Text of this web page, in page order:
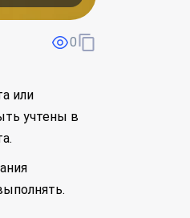
0
или
учтены в